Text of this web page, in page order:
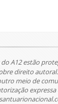
A12 estão
direito autoral.
meio de
expressa